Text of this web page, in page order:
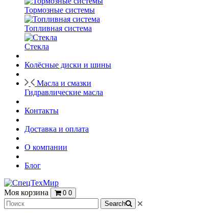
Тормозные системы
Топливная система
Стекла
Колёсные диски и шины
Масла и смазки
Гидравлические масла
Контакты
Доставка и оплата
О компании
Блог
Моя корзина 0 0
Search